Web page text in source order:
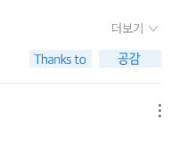
를 느꼈고, 사회와 조금
나올지 모르는 반항아를
셀러가 될 수 있는 것은 홀
한 사람의 인생이 시작하
시합이겠지만 못난 놈들 사
없다고. 그는 이미 '어른들
그는 그것을 마음껏 조소한
'어른들은 다 똑같애'라고 투
어본다면 뚜렷한 대답은
다. 설명할 수 없는, 타인에
그때의 사춘기를 겪어왔
지만....책의 마지막장을
싶은 충동을 느꼈다....사
다....모든것이 내맘에 안
어린이때 엄마,아빠가 하
더보기